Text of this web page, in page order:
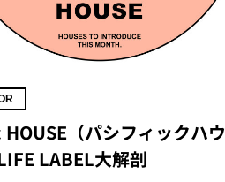
（パシフィックハウ
LABEL大解剖